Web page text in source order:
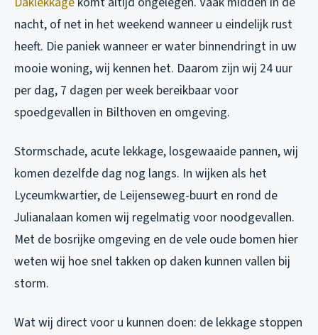
nacht, of net in het weekend wanneer u eindelijk rust
heeft. Die paniek wanneer er water binnendringt in uw
mooie woning, wij kennen het. Daarom zijn wij 24 uur
per dag, 7 dagen per week bereikbaar voor
spoedgevallen in Bilthoven en omgeving.
Stormschade, acute lekkage, losgewaaide pannen, wij
komen dezelfde dag nog langs. In wijken als het
Lyceumkwartier, de Leijenseweg-buurt en rond de
Julianalaan komen wij regelmatig voor noodgevallen.
Met de bosrijke omgeving en de vele oude bomen hier
weten wij hoe snel takken op daken kunnen vallen bij
storm.
Wat wij direct voor u kunnen doen: de lekkage stoppen